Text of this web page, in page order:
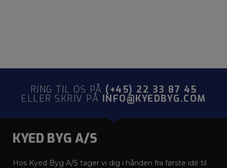
RING TIL OS PÅ (+45) 22 33 87 45
ELLER SKRIV PÅ INFO@KYEDBYG.COM
KYED BYG A/S
Hos Kyed Byg A/S tager vi dig i hånden fra første idé til